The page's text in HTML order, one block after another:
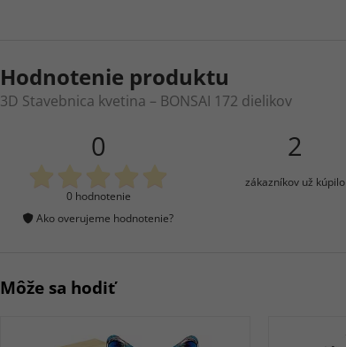
Hodnotenie produktu
3D Stavebnica kvetina – BONSAI 172 dielikov
0
0 hodnotenie
Ako overujeme hodnotenie?
2
zákazníkov už kúpilo
Môže sa hodiť